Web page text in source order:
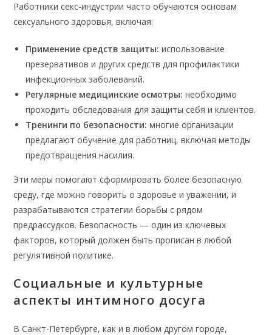
Работники секс-индустрии часто обучаются основам
сексуального здоровья, включая:
Применение средств защиты: использование
презервативов и других средств для профилактики
инфекционных заболеваний.
Регулярные медицинские осмотры: необходимо
проходить обследования для защиты себя и клиентов.
Тренинги по безопасности: многие организации
предлагают обучение для работниц, включая методы
предотвращения насилия.
Эти меры помогают сформировать более безопасную
среду, где можно говорить о здоровье и уважении, и
разрабатываются стратегии борьбы с рядом
предрассудков. Безопасность — один из ключевых
факторов, который должен быть прописан в любой
регулятивной политике.
Социальные и культурные
аспекты интимного досуга
В Санкт-Петербурге, как и в любом другом городе,